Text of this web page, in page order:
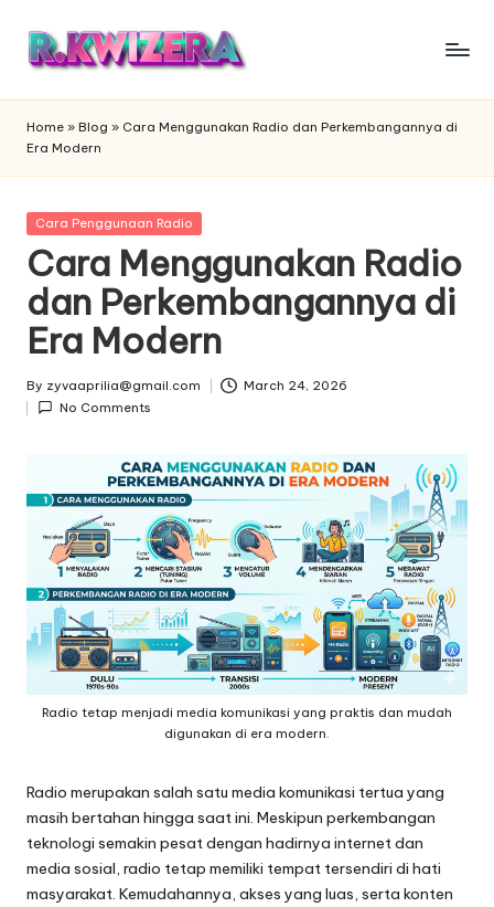
Skip
content
Home » Blog » Cara Menggunakan Radio dan Perkembangannya di
Era Modern
Posted
Cara Penggunaan Radio
Cara Menggunakan Radio
dan Perkembangannya di
Era Modern
Posted
by
By zyvaaprilia@gmail.com
March 24, 2026
No Comments
Radio tetap menjadi media komunikasi yang praktis dan mudah
digunakan di era modern.
Radio merupakan salah satu media komunikasi tertua yang
masih bertahan hingga saat ini. Meskipun perkembangan
teknologi semakin pesat dengan hadirnya internet dan
media sosial, radio tetap memiliki tempat tersendiri di hati
masyarakat. Kemudahannya, akses yang luas, serta konten